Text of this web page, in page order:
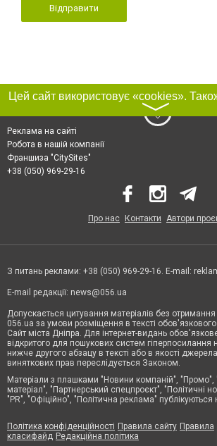
Відправити
〉
Реклама на сайті
Робота в нашій компанії
Франшиза "CitySites"
+38 (050) 969-29-16
Про нас Контакти Автори
З питань реклами: +38 (050) 969-29-16. E-mail:
E-mail редакції: news@056.ua
Допускається цитування матеріалів без
056.ua за умови розміщення в тексті
Сайт міста Дніпра. Для інтернет-видань
відкритого для пошукових систем гіперпосилання
нижче другого абзацу в тексті або в якості
виняткових прав переслідується Законом.
Матеріали з плашками "Новини компаній", "Промо",
матеріал", "Партнерський спецпроєкт", "Політичні
"PR", "Офіційно", "Політична реклама"
Політика конфіденційності Правила сайту Правила
класифайд Редакційна політика